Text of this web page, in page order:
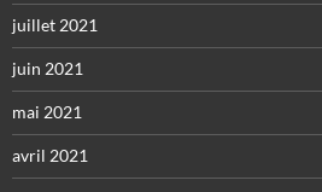
juillet 2021
juin 2021
mai 2021
avril 2021